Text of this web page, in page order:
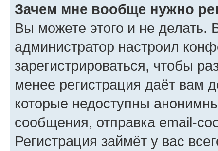
Зачем мне вообще нужно
Вы можете этого и не делать.
администратор настроил
зарегистрироваться, чтобы
менее регистрация даёт вам
которые недоступны
сообщения, отправка email-
Регистрация займёт у вас